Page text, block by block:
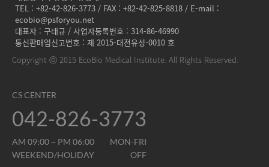
TEL : +82-42-826-3773 / FAX : +82-42-825-8818 / E-mail :
ecobio@psforyou.net
대표자 : 구태규 / 사업자등록번호 : 314-86-46990
통신판매업신고번호 : 제 2015-대전유성-0010 호
Copyright ⓒ 2015 EcoBio Medical Institute. All Rights Reserved.
CS CENTER
042-826-3773
AM 09:00 ~ PM 06:00
MON-FRI
WEEKEND/HOLIDAY
OFF